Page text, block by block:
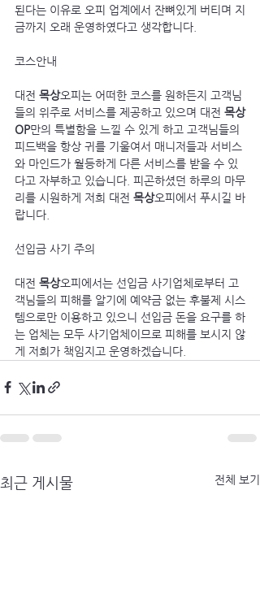
된다는 이유로 오피 업계에서 잔뼈있게 버티며 지
금까지 오래 운영하였다고 생각합니다.
코스안내
대전 목상오피는 어떠한 코스를 원하든지 고객님
들의 위주로 서비스를 제공하고 있으며 대전 목상
OP만의 특별함을 느낄 수 있게 하고 고객님들의
피드백을 항상 귀를 기울여서 매니저들과 서비스
와 마인드가 월등하게 다른 서비스를 받을 수 있
다고 자부하고 있습니다. 피곤하셨던 하루의 마무
리를 시원하게 저희 대전 목상오피에서 푸시길 바
랍니다.
선입금 사기 주의
대전 목상오피에서는 선입금 사기업체로부터 고
객님들의 피해를 알기에 예약금 없는 후불제 시스
템으로만 이용하고 있으니 선입금 돈을 요구를 하
는 업체는 모두 사기업체이므로 피해를 보시지 않
게 저희가 책임지고 운영하겠습니다.
최근 게시물 전체 보기